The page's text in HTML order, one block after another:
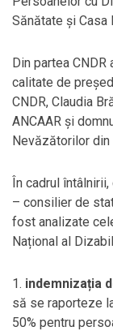
Sănătate și Casa
Din partea CNDR
calitate de
CNDR, Claudia
ANCAAR și
Nevăzătorilor din
În cadrul
– consilier de
fost analizate
Național al
1. indemnizația
să se raporteze
50% pentru